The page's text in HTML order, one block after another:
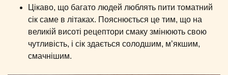
Цікаво, що багато людей люблять пити томатний
сік саме в літаках. Пояснюється це тим, що на
великій висоті рецептори смаку змінюють свою
чутливість, і сік здається солодшим, м’якшим,
смачнішим.